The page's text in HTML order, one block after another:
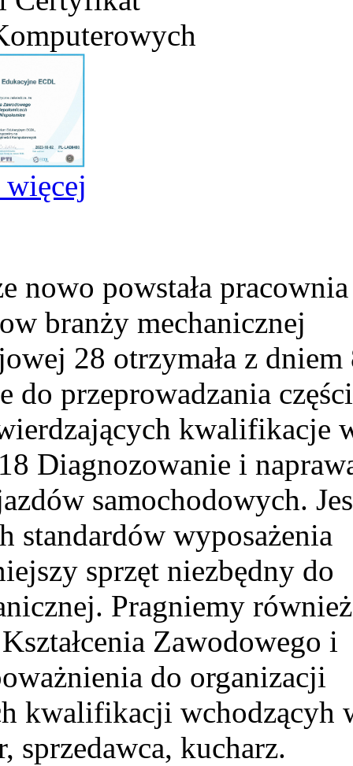
nowo powstała pracownia
branży mechanicznej
28 otrzymała z dniem
do przeprowadzania części
kwalifikacje
Diagnozowanie i
samochodowych.
standardów wyposażenia
sprzęt niezbędny do
Pragniemy również
Zawodowego i
do organizacji
kwalifikacji wchodzącyh
sprzedawca, kucharz.